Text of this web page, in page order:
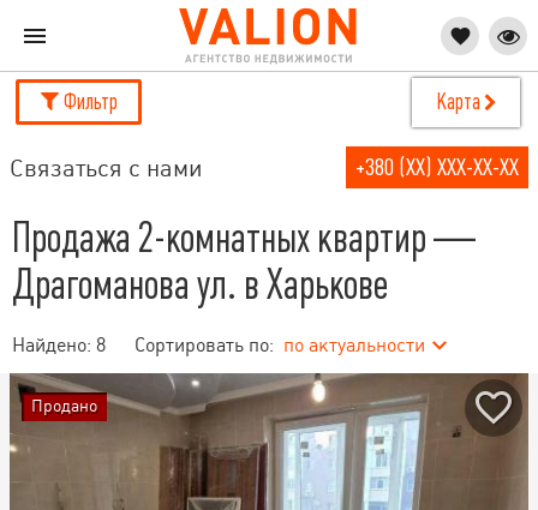
Фильтр Карта
Связаться с нами +380 (XX) XXX-XX-XX
Продажа 2-комнатных квартир —
Драгоманова ул. в Харькове
Найдено: 8 Сортировать по: по актуальности
Продано